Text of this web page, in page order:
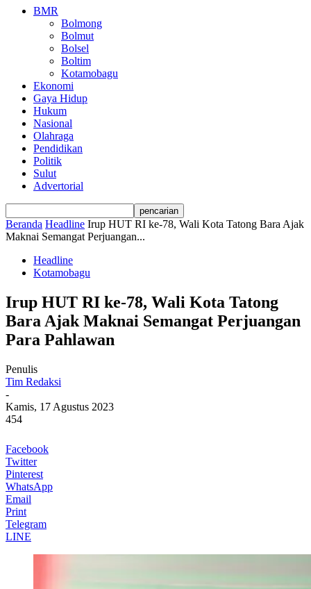
BMR
Bolmong
Bolmut
Bolsel
Boltim
Kotamobagu
Ekonomi
Gaya Hidup
Hukum
Nasional
Olahraga
Pendidikan
Politik
Sulut
Advertorial
Beranda Headline Irup HUT RI ke-78, Wali Kota Tatong Bara Ajak
Maknai Semangat Perjuangan...
Headline
Kotamobagu
Irup HUT RI ke-78, Wali Kota Tatong
Bara Ajak Maknai Semangat Perjuangan
Para Pahlawan
Penulis
Tim Redaksi
-
Kamis, 17 Agustus 2023
454
Facebook
Twitter
Pinterest
WhatsApp
Email
Print
Telegram
LINE